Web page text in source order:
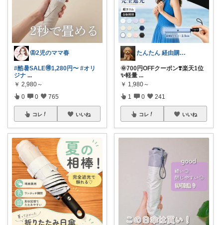
🦋2児のママ春
#酷暑SALE🉐1,280円〜 #オリ
ジナ ...
￥ 2,980～
0 0 765
コレ いいね
たんたん 経由購入ありがとうございます！
🌞700円OFFクーポン❣️楽天1位
✨軽量 ...
￥ 1,980～
1 0 241
コレ いいね